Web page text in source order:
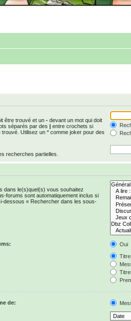
être trouvé et un - devant un mot qui doit
séparés par des | entre crochets si
Utilisez un * comme joker pour des
recherches partielles.
dans le(s)quel(s) vous souhaitez
forums sont automatiquement inclus si
dessous « Rechercher dans les sous-
Oui
de: